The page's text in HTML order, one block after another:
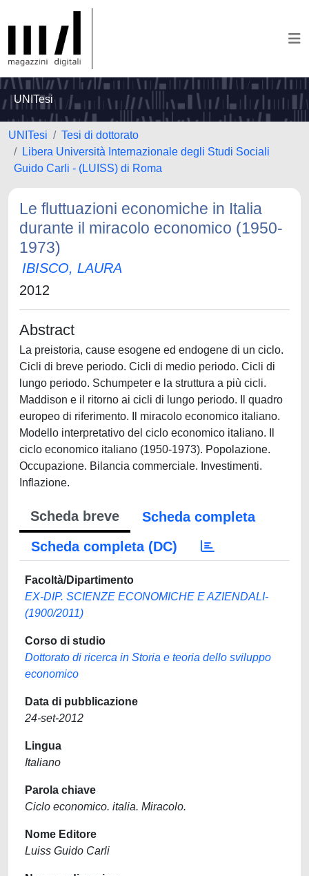
UNITesi
UNITesi
Tesi di dottorato
Libera Università Internazionale degli Studi Sociali
Guido Carli - (LUISS) di Roma
Le fluttuazioni economiche in Italia
durante il miracolo economico (1950-
1973)
IBISCO, LAURA
2012
Abstract
La preistoria, cause esogene ed endogene di un ciclo.
Cicli di breve periodo. Cicli di medio periodo. Cicli di
lungo periodo. Schumpeter e la struttura a più cicli.
Maddison e il ritorno ai cicli di lungo periodo. Il quadro
europeo di riferimento. Il miracolo economico italiano.
Modello interpretativo del ciclo economico italiano. Il
ciclo economico italiano (1950-1973). Popolazione.
Occupazione. Bilancia commerciale. Investimenti.
Inflazione.
Scheda breve
Scheda completa
Scheda completa (DC)
Facoltà/Dipartimento
EX-DIP. SCIENZE ECONOMICHE E AZIENDALI-
(1900/2011)
Corso di studio
Dottorato di ricerca in Storia e teoria dello sviluppo
economico
Data di pubblicazione
24-set-2012
Lingua
Italiano
Parola chiave
Ciclo economico. italia. Miracolo.
Nome Editore
Luiss Guido Carli